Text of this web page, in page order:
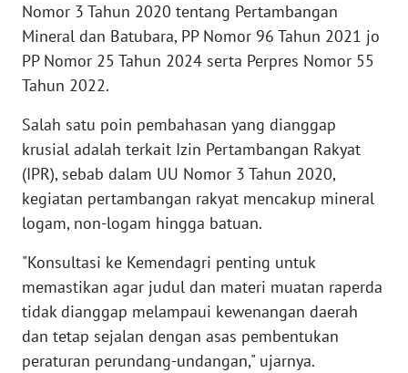
Nomor 3 Tahun 2020 tentang Pertambangan
Mineral dan Batubara, PP Nomor 96 Tahun 2021 jo
PP Nomor 25 Tahun 2024 serta Perpres Nomor 55
Tahun 2022.
Salah satu poin pembahasan yang dianggap
krusial adalah terkait Izin Pertambangan Rakyat
(IPR), sebab dalam UU Nomor 3 Tahun 2020,
kegiatan pertambangan rakyat mencakup mineral
logam, non-logam hingga batuan.
"Konsultasi ke Kemendagri penting untuk
memastikan agar judul dan materi muatan raperda
tidak dianggap melampaui kewenangan daerah
dan tetap sejalan dengan asas pembentukan
peraturan perundang-undangan," ujarnya.
SULTRA
WN
WN
SULTENG
WN
WN
BABEL
WN